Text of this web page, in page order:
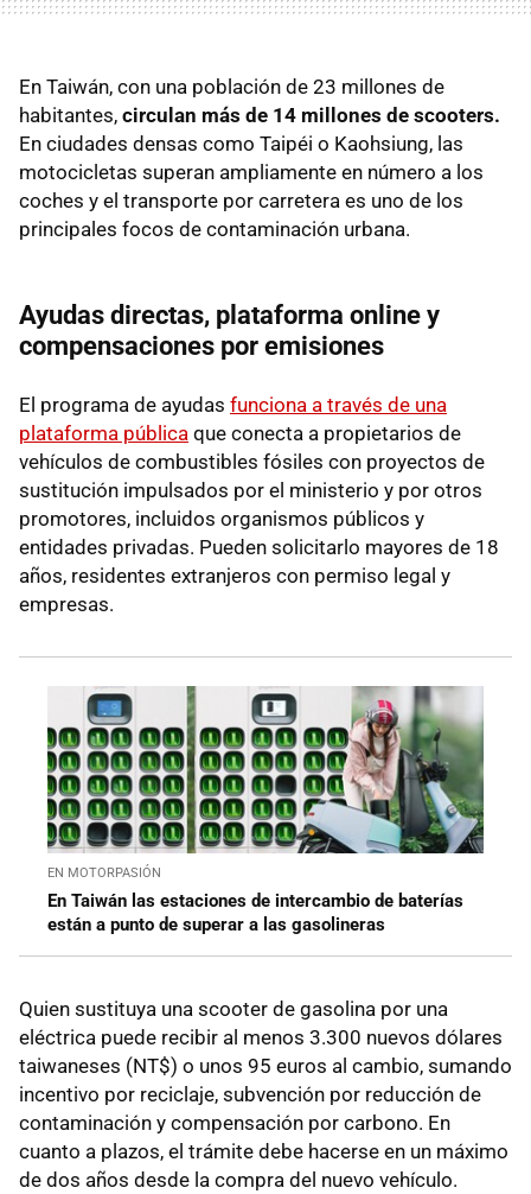
En Taiwán, con una población de 23 millones de
habitantes, circulan más de 14 millones de scooters.
En ciudades densas como Taipéi o Kaohsiung, las
motocicletas superan ampliamente en número a los
coches y el transporte por carretera es uno de los
principales focos de contaminación urbana.
Ayudas directas, plataforma online y
compensaciones por emisiones
El programa de ayudas funciona a través de una
plataforma pública que conecta a propietarios de
vehículos de combustibles fósiles con proyectos de
sustitución impulsados por el ministerio y por otros
promotores, incluidos organismos públicos y
entidades privadas. Pueden solicitarlo mayores de 18
años, residentes extranjeros con permiso legal y
empresas.
EN MOTORPASIÓN
En Taiwán las estaciones de intercambio de baterías
están a punto de superar a las gasolineras
Quien sustituya una scooter de gasolina por una
eléctrica puede recibir al menos 3.300 nuevos dólares
taiwaneses (NT$) o unos 95 euros al cambio, sumando
incentivo por reciclaje, subvención por reducción de
contaminación y compensación por carbono. En
cuanto a plazos, el trámite debe hacerse en un máximo
de dos años desde la compra del nuevo vehículo.